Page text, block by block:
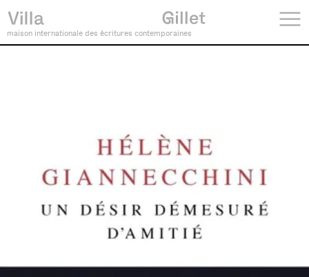
maison internationale des écritures contemporaines